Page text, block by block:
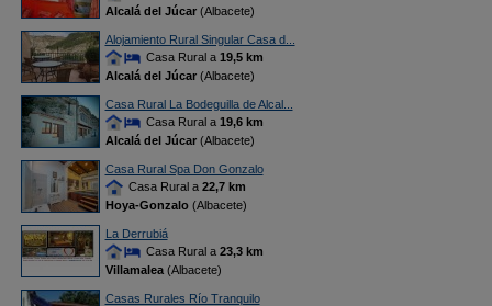
Alcalá del Júcar(Albacete)
Alojamiento Rural Singular Casa d...
Casa Rural a 19,5 km
Alcalá del Júcar(Albacete)
Casa Rural La Bodeguilla de Alcal...
Casa Rural a 19,6 km
Alcalá del Júcar(Albacete)
Casa Rural Spa Don Gonzalo
Casa Rural a 22,7 km
Hoya-Gonzalo(Albacete)
La Derrubiá
Casa Rural a 23,3 km
Villamalea(Albacete)
Casas Rurales Río Tranquilo